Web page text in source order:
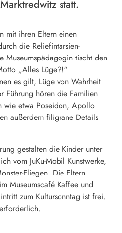
statt.
mit ihren Eltern einen
die Reliefintarsien-
Museumspädagogin tischt den
„Alles Lüge?!“
es gilt, Lüge von Wahrheit
Führung hören die Familien
wie etwa Poseidon, Apollo
außerdem filigrane Details
gestalten die Kinder unter
vom JuKu-Mobil Kunstwerke,
Fliegen. Die Eltern
Museumscafé Kaffee und
zum Kultursonntag ist frei.